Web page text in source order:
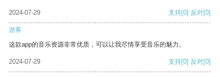
2024-07-29 支持[0] 反对[0]
游客
这款app的音乐资源非常优质，可以让我尽情享受音乐的魅力。
2024-07-29 支持[0] 反对[0]